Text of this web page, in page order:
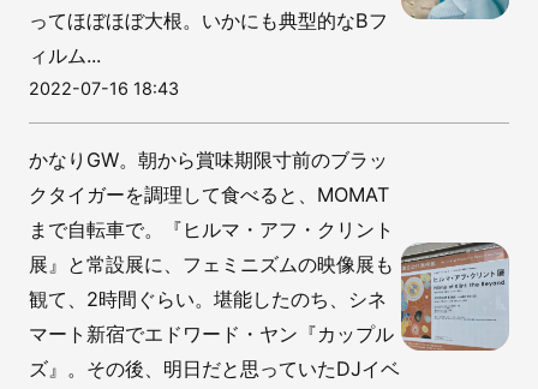
ってほぼほぼ大根。いかにも典型的なBフ
ィルム...
2022-07-16 18:43
かなりGW。朝から賞味期限寸前のブラッ
クタイガーを調理して食べると、MOMAT
まで自転車で。『ヒルマ・アフ・クリント
展』と常設展に、フェミニズムの映像展も
観て、2時間ぐらい。堪能したのち、シネ
マート新宿でエドワード・ヤン『カップル
ズ』。その後、明日だと思っていたDJイベ